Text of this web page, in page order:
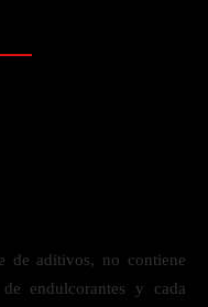
de aditivos, no contiene
endulcorantes y cada